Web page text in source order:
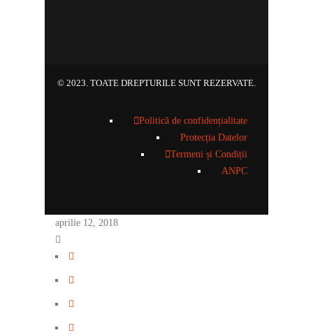
© 2023. TOATE DREPTURILE SUNT REZERVATE.
Politică de confidențialitate
Protecția Datelor
Termeni și Condiții
ANPC
aprilie 12, 2018